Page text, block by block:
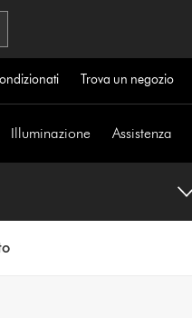
Trova un negozio
Illuminazione Assistenza